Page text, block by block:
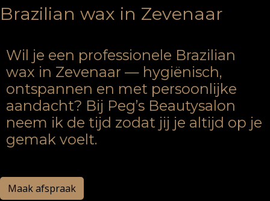
Brazilian wax in Zevenaar
Wil je een professionele Brazilian
wax in Zevenaar — hygiënisch,
ontspannen en met persoonlijke
aandacht? Bij Peg’s Beautysalon
neem ik de tijd zodat jij je altijd op je
gemak voelt.
Maak afspraak